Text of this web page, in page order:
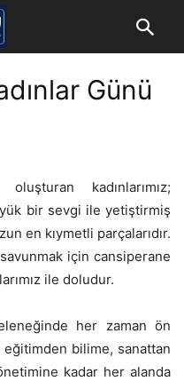
Günü
kadınlarımız;
bir sevgi ile yetiştirmiş
en kıymetli parçalarıdır.
savunmak için cansiperane
ile doludur.
her zaman ön
eğitimden bilime, sanattan
kadar her alanda